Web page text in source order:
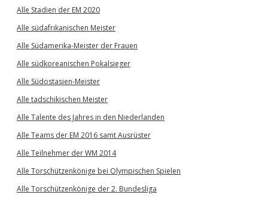
Alle Stadien der EM 2020
Alle südafrikanischen Meister
Alle Südamerika-Meister der Frauen
Alle südkoreanischen Pokalsieger
Alle Südostasien-Meister
Alle tadschikischen Meister
Alle Talente des Jahres in den Niederlanden
Alle Teams der EM 2016 samt Ausrüster
Alle Teilnehmer der WM 2014
Alle Torschützenkönige bei Olympischen Spielen
Alle Torschützenkönige der 2. Bundesliga